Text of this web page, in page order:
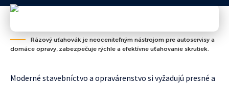
Rázový uťahovák je neoceniteľným nástrojom pre autoservisy a
domáce opravy, zabezpečuje rýchle a efektívne uťahovanie skrutiek.
Moderné stavebníctvo a opravárenstvo si vyžadujú presné a